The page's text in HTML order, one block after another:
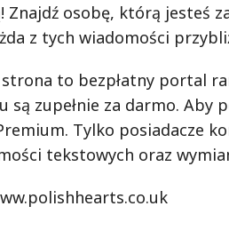
Znajdź osobę, którą jesteś
z tych wiadomości
strona to bezpłatny portal
są zupełnie za darmo. Aby
Tylko posiadacze
tekstowych oraz